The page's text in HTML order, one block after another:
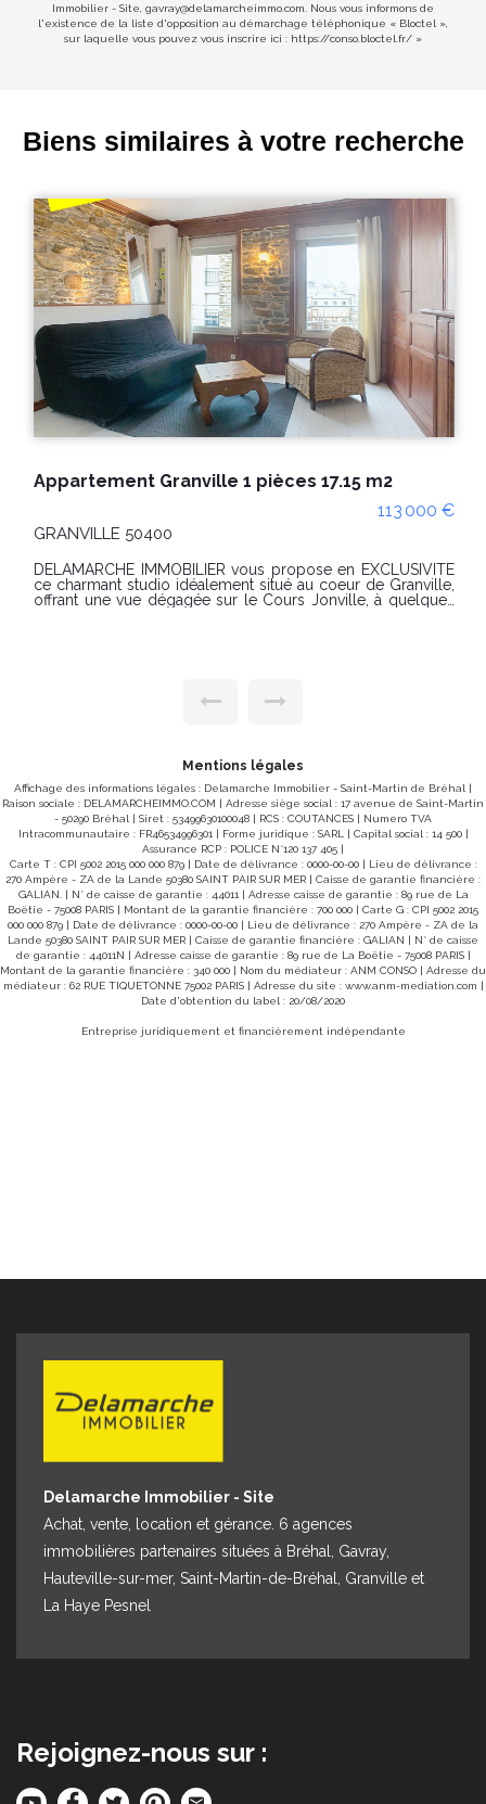
Immobilier - Site, gavray@delamarcheimmo.com. Nous vous informons de
l'existence de la liste d'opposition au démarchage téléphonique « Bloctel »,
sur laquelle vous pouvez vous inscrire ici : https://conso.bloctel.fr/ »
Biens similaires à votre recherche
Appartement Granville 1 pièces 17.15 m2
113 000 €
GRANVILLE 50400
DELAMARCHE IMMOBILIER vous propose en EXCLUSIVITÉ
ce charmant studio idéalement situé au coeur de Granville,
offrant une vue dégagée sur le Cours Jonville, à quelques
achat ou un investissement locatif à forte demande, ce bien
sur le Cours Jonville Petite copropriété de seulement 5 lots
Syndic bénévole Faibles charges de copropriété : environ
100 € par an Appartement plein de charme avec pierres
apparentes Disposition intérieure : L'appartement se
compose d'une agréable pièce de vie baignée de lumière
avec une cuisine aménagée et équipée, bénéficiant d'une
exposition Sud-Est. Une salle d'eau avec WC complète
l'ensemble. Les atouts : Emplacement privilégié en plein
centre de Granville Vue dégagée sur le Cours Jonville
Commerces, gare, port et plages accessibles à pied
Appartement lumineux Cachet de l'ancien avec pierres
apparentes Petite copropriété avec très faibles charges
Syndic bénévole Idéal pour un investissement locatif, un
pied-à-terre ou une résidence secondaire Prix : 113.000€
(honoraires à la charge du vendeur). À propos de la
copropriété : Copropriété de 5 lots Syndic bénévole
Charges courantes : environ 100 € par an Aucune
procédure en cours Diagnostics de performance
énergétique : DPE : Classe C (213) GES : Classe B (8)
Mentions légales
Affichage des informations légales : Delamarche Immobilier - Saint-Martin de Bréhal |
Raison sociale : DELAMARCHEIMMO.COM | Adresse siège social : 17 avenue de Saint-Martin
- 50290 Bréhal | Siret : 53499630100048 | RCS : COUTANCES | Numero TVA
Intracommunautaire : FR46534996301 | Forme juridique : SARL | Capital social : 14 500 |
Assurance RCP : POLICE N°120 137 405 |
Carte T : CPI 5002 2015 000 000 879 | Date de délivrance : 0000-00-00 | Lieu de délivrance :
270 Ampère - ZA de la Lande 50380 SAINT PAIR SUR MER | Caisse de garantie financière :
GALIAN. | N° de caisse de garantie : 44011 | Adresse caisse de garantie : 89 rue de La
Boëtie - 75008 PARIS | Montant de la garantie financière : 700 000 | Carte G : CPI 5002 2015
000 000 879 | Date de délivrance : 0000-00-00 | Lieu de délivrance : 270 Ampère - ZA de la
Lande 50380 SAINT PAIR SUR MER | Caisse de garantie financière : GALIAN | N° de caisse
de garantie : 44011N | Adresse caisse de garantie : 89 rue de La Boëtie - 75008 PARIS |
Montant de la garantie financière : 340 000 | Nom du médiateur : ANM CONSO | Adresse du
médiateur : 62 RUE TIQUETONNE 75002 PARIS | Adresse du site : www.anm-mediation.com |
Date d'obtention du label : 20/08/2020
Entreprise juridiquement et financièrement indépendante
Delamarche Immobilier - Site
Achat, vente, location et gérance. 6 agences
immobilières partenaires situées à Bréhal, Gavray,
Hauteville-sur-mer, Saint-Martin-de-Bréhal, Granville et
La Haye Pesnel
Rejoignez-nous sur :